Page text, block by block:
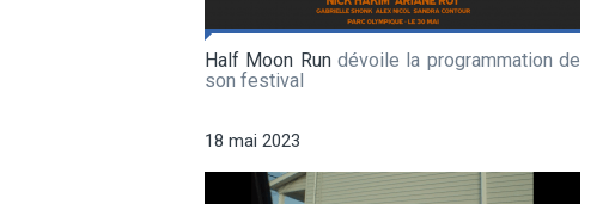
Half Moon Rundévoile la programmation de
son festival
18 mai 2023